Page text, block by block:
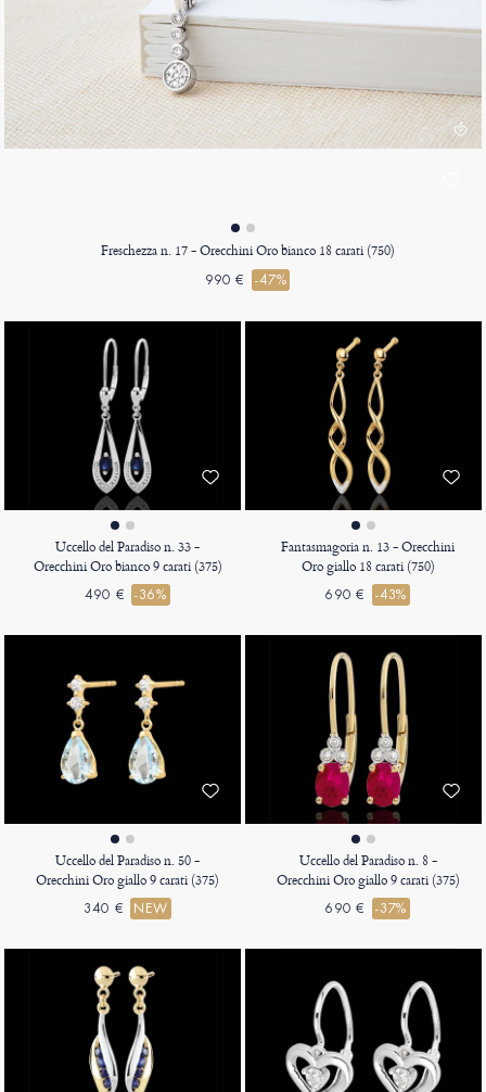
Freschezza n. 17 - Orecchini Oro bianco 18 carati (750)
990 € -47%
Uccello del Paradiso n. 33 -
Orecchini Oro bianco 9 carati (375)
490 € -36%
Fantasmagoria n. 13 - Orecchini
Oro giallo 18 carati (750)
690 € -43%
Uccello del Paradiso n. 50 -
Orecchini Oro giallo 9 carati (375)
340 € NEW
Uccello del Paradiso n. 8 -
Orecchini Oro giallo 9 carati (375)
690 € -37%